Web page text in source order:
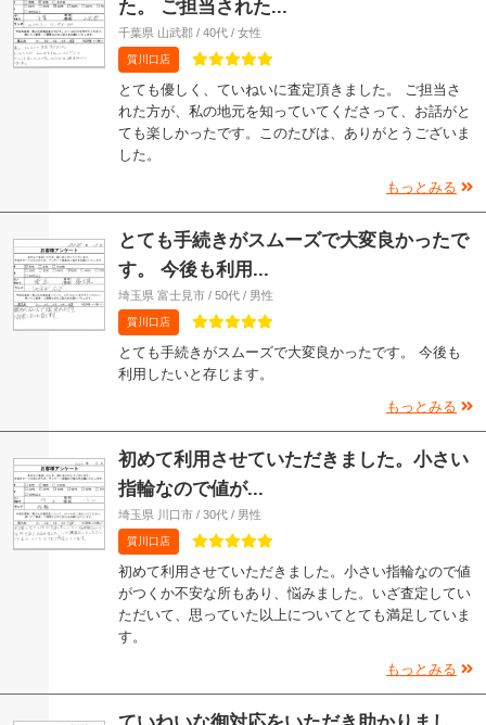
た。 ご担当された...
千葉県 山武郡 / 40代 / 女性
質川口店
とても優しく、ていねいに査定頂きました。 ご担当さ
れた方が、私の地元を知っていてくださって、お話がと
ても楽しかったです。このたびは、ありがとうございま
した。
もっとみる
とても手続きがスムーズで大変良かったで
す。 今後も利用...
埼玉県 富士見市 / 50代 / 男性
質川口店
とても手続きがスムーズで大変良かったです。 今後も
利用したいと存じます。
もっとみる
初めて利用させていただきました。小さい
指輪なので値が...
埼玉県 川口市 / 30代 / 男性
質川口店
初めて利用させていただきました。小さい指輪なので値
がつくか不安な所もあり、悩みました。いざ査定してい
ただいて、思っていた以上についてとても満足していま
す。
もっとみる